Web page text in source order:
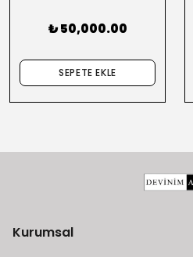
₺ 50,000.00
SEPETE EKLE
Kurumsal